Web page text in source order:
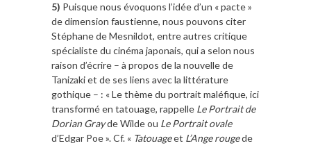
5) Puisque nous évoquons l’idée d’un « pacte »
de dimension faustienne, nous pouvons citer
Stéphane de Mesnildot, entre autres critique
spécialiste du cinéma japonais, qui a selon nous
raison d’écrire – à propos de la nouvelle de
Tanizaki et de ses liens avec la littérature
gothique – : « Le thème du portrait maléfique, ici
transformé en tatouage, rappelle Le Portrait de
Dorian Grayde Wilde ou Le Portrait ovale
d’Edgar Poe ». Cf. « Tatouageet L’Ange rougede